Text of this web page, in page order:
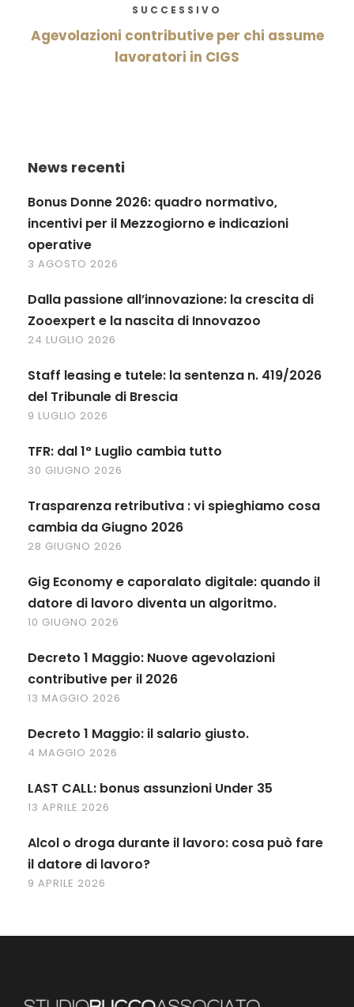
SUCCESSIVO
Agevolazioni contributive per chi assume
lavoratori in CIGS
News recenti
Bonus Donne 2026: quadro normativo,
incentivi per il Mezzogiorno e indicazioni
operative
3 AGOSTO 2026
Dalla passione all’innovazione: la crescita di
Zooexpert e la nascita di Innovazoo
24 LUGLIO 2026
Staff leasing e tutele: la sentenza n. 419/2026
del Tribunale di Brescia
9 LUGLIO 2026
TFR: dal 1° Luglio cambia tutto
30 GIUGNO 2026
Trasparenza retributiva : vi spieghiamo cosa
cambia da Giugno 2026
28 GIUGNO 2026
Gig Economy e caporalato digitale: quando il
datore di lavoro diventa un algoritmo.
10 GIUGNO 2026
Decreto 1 Maggio: Nuove agevolazioni
contributive per il 2026
13 MAGGIO 2026
Decreto 1 Maggio: il salario giusto.
4 MAGGIO 2026
LAST CALL: bonus assunzioni Under 35
13 APRILE 2026
Alcol o droga durante il lavoro: cosa può fare
il datore di lavoro?
9 APRILE 2026